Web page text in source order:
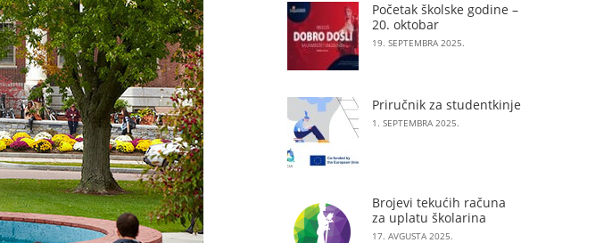
Početak školske godine –
20. oktobar
19. SEPTEMBRA 2025.
Priručnik za studentkinje
1. SEPTEMBRA 2025.
Brojevi tekućih računa
za uplatu školarina
17. AVGUSTA 2025.